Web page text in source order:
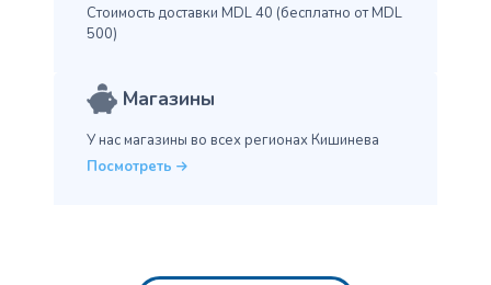
Стоимость доставки MDL 40 (бесплатно от MDL
500)
Магазины
У нас магазины во всех регионах Кишинева
Посмотреть